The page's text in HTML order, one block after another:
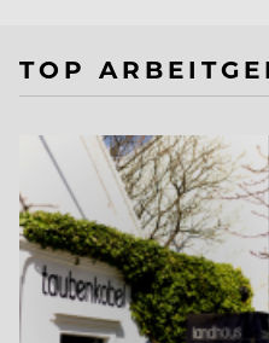
TOP